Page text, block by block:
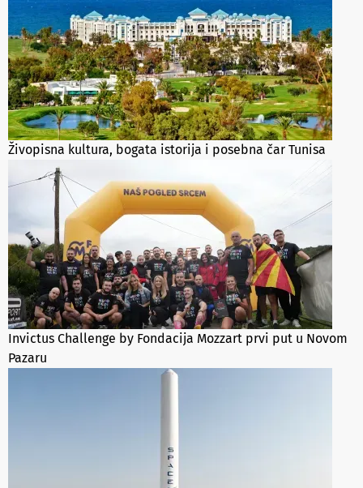
Živopisna kultura, bogata istorija i posebna čar Tunisa
Invictus Challenge by Fondacija Mozzart prvi put u Novom
Pazaru